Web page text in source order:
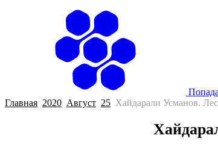
Главная 2020 Август 25 Хайдарали Усманов.